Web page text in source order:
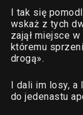
I tak się
wskaż z tych
zajął miejsce
któremu
drogą».
I dali im losy, a
do jedenastu